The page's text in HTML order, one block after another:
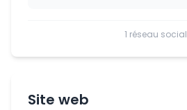
1 réseau social
Site web